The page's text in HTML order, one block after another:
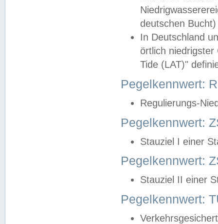
deutschen
In Deutschland
örtlich
Tide (LAT)"
Pegelkennwert:
Regulierungs-
Pegelkennwert:
Stauziel I einer
Pegelkennwert:
Stauziel II einer
Pegelkennwert: